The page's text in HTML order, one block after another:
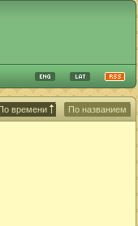
По названием
времени